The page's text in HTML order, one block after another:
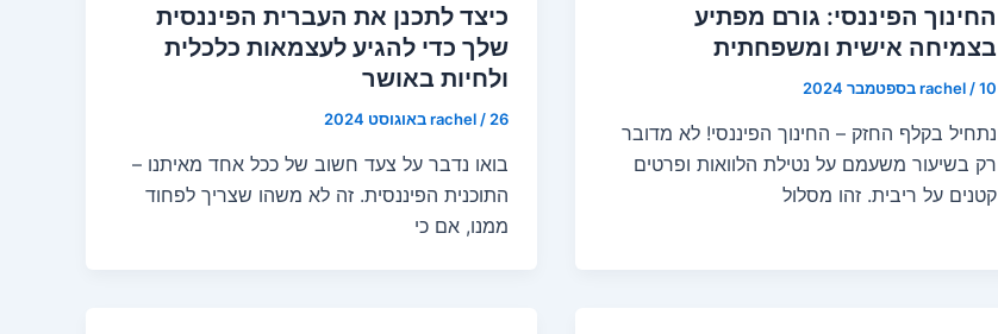
החינוך הפיננסי: גורם מפתיע
בצמיחה אישית ומשפחתית
rachel /10 בספטמבר 2024
נתחיל בקלף החזק – החינוך הפיננסי! לא מדובר
רק בשיעור משעמם על נטילת הלוואות ופרטים
קטנים על ריבית. זהו מסלול
כיצד לתכנן את העברית הפיננסית
שלך כדי להגיע לעצמאות כלכלית
ולחיות באושר
rachel / 26 באוגוסט 2024
בואו נדבר על צעד חשוב של ככל אחד מאיתנו –
התוכנית הפיננסית. זה לא משהו שצריך לפחוד
ממנו, אם כי